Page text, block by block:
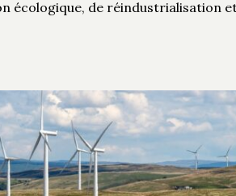
écologique, de réindustrialisation